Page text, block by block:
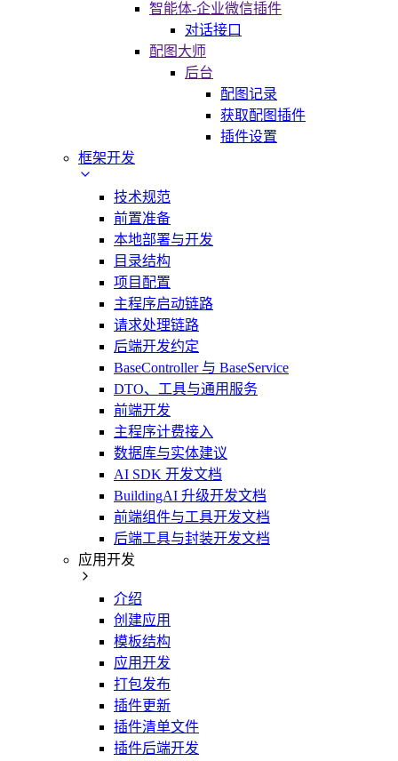
智能体-企业微信插件
对话接口
配图大师
后台
配图记录
获取配图插件
插件设置
框架开发
技术规范
前置准备
本地部署与开发
目录结构
项目配置
主程序启动链路
请求处理链路
后端开发约定
BaseController 与 BaseService
DTO、工具与通用服务
前端开发
主程序计费接入
数据库与实体建议
AI SDK 开发文档
BuildingAI 升级开发文档
前端组件与工具开发文档
后端工具与封装开发文档
应用开发
介绍
创建应用
模板结构
应用开发
打包发布
插件更新
插件清单文件
插件后端开发